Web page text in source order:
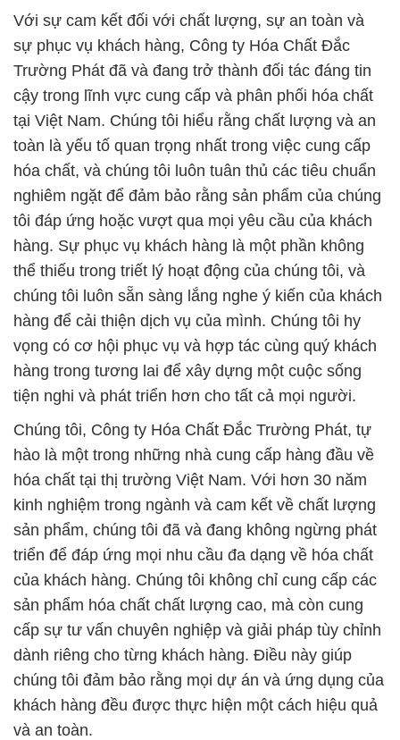
Với sự cam kết đối với chất lượng, sự an toàn và
sự phục vụ khách hàng, Công ty Hóa Chất Đắc
Trường Phát đã và đang trở thành đối tác đáng tin
cậy trong lĩnh vực cung cấp và phân phối hóa chất
tại Việt Nam. Chúng tôi hiểu rằng chất lượng và an
toàn là yếu tố quan trọng nhất trong việc cung cấp
hóa chất, và chúng tôi luôn tuân thủ các tiêu chuẩn
nghiêm ngặt để đảm bảo rằng sản phẩm của chúng
tôi đáp ứng hoặc vượt qua mọi yêu cầu của khách
hàng. Sự phục vụ khách hàng là một phần không
thể thiếu trong triết lý hoạt động của chúng tôi, và
chúng tôi luôn sẵn sàng lắng nghe ý kiến của khách
hàng để cải thiện dịch vụ của mình. Chúng tôi hy
vọng có cơ hội phục vụ và hợp tác cùng quý khách
hàng trong tương lai để xây dựng một cuộc sống
tiện nghi và phát triển hơn cho tất cả mọi người.
Chúng tôi, Công ty Hóa Chất Đắc Trường Phát, tự
hào là một trong những nhà cung cấp hàng đầu về
hóa chất tại thị trường Việt Nam. Với hơn 30 năm
kinh nghiệm trong ngành và cam kết về chất lượng
sản phẩm, chúng tôi đã và đang không ngừng phát
triển để đáp ứng mọi nhu cầu đa dạng về hóa chất
của khách hàng. Chúng tôi không chỉ cung cấp các
sản phẩm hóa chất chất lượng cao, mà còn cung
cấp sự tư vấn chuyên nghiệp và giải pháp tùy chỉnh
dành riêng cho từng khách hàng. Điều này giúp
chúng tôi đảm bảo rằng mọi dự án và ứng dụng của
khách hàng đều được thực hiện một cách hiệu quả
và an toàn.